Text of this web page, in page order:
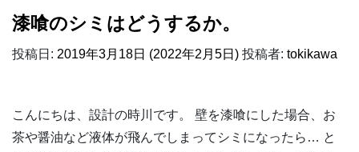
漆喰のシミはどうするか。
投稿日: 2019年3月18日 (2022年2月5日) 投稿者: tokikawa
こんにちは、設計の時川です。 壁を漆喰にした場合、お
茶や醤油など液体が飛んでしまってシミになったら… と